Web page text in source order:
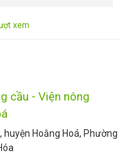
xem
cầu - Viện nông
huyện Hoằng Hoá, Phường